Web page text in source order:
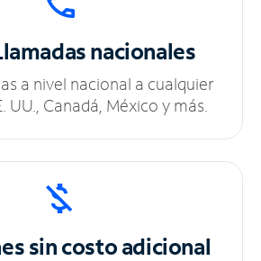
nacionales
a nivel nacional a cualquier
UU., Canadá, México y más.
sincosto adicional